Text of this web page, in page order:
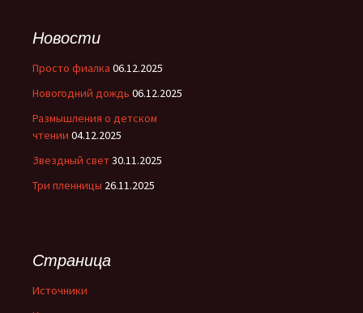
Новости
Просто фиалка 06.12.2025
Новогодний дождь 06.12.2025
Размышления о детском
чтении 04.12.2025
Звездный свет30.11.2025
Три пленницы 26.11.2025
Страница
Источники